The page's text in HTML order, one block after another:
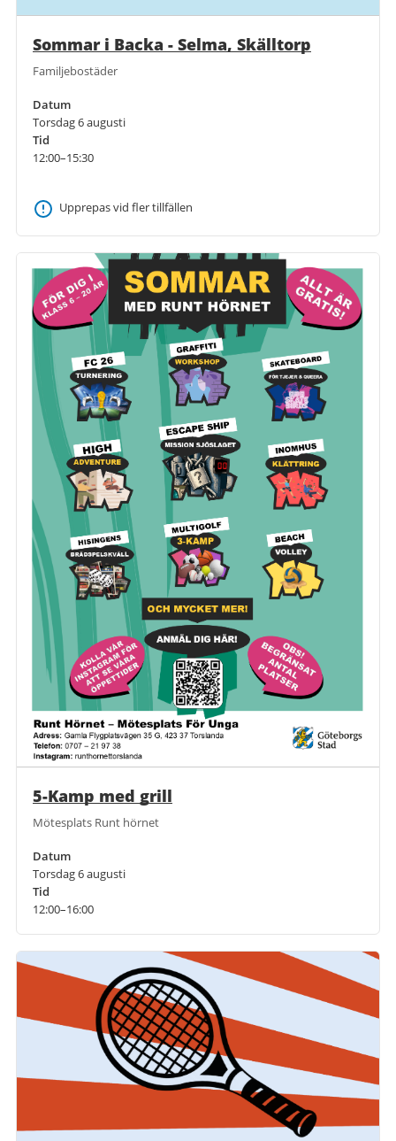
Sommar i Backa - Selma, Skälltorp
Familjebostäder
Datum
Torsdag 6 augusti
Tid
12:00–15:30
Upprepas vid fler tillfällen
5-Kamp med grill
Mötesplats Runt hörnet
Datum
Torsdag 6 augusti
Tid
12:00–16:00